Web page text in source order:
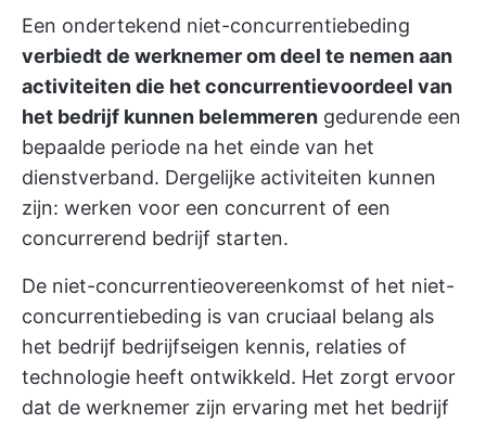
Een ondertekend niet-concurrentiebeding
verbiedt de werknemer om deel te nemen aan
activiteiten die het concurrentievoordeel van
het bedrijf kunnen belemmeren gedurende een
bepaalde periode na het einde van het
dienstverband. Dergelijke activiteiten kunnen
zijn: werken voor een concurrent of een
concurrerend bedrijf starten.
De niet-concurrentieovereenkomst of het niet-
concurrentiebeding is van cruciaal belang als
het bedrijf bedrijfseigen kennis, relaties of
technologie heeft ontwikkeld. Het zorgt ervoor
dat de werknemer zijn ervaring met het bedrijf